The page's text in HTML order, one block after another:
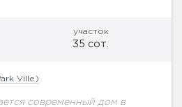
участок
35 сот.
Ville)
современный дом в